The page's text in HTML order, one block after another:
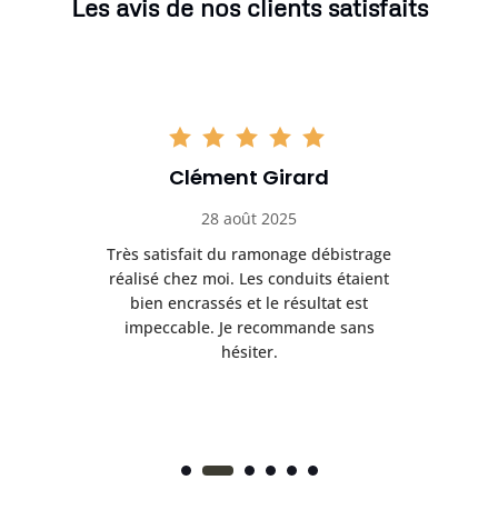
Les avis de nos clients satisfaits
Romain Leclercq
05 septembre 2025
Excellent service de ramonage
débistrage. L’intervention a permis de
retrouver une cheminée fonctionnelle
et sécurisée. Rien à redire.